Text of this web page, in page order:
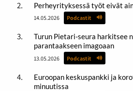
Perheyrityksessä työt eivät
14.05.2026 Podcastit
Turun Pietari-seura harkitsee
parantaakseen imagoaan
13.05.2026 Podcastit
Euroopan keskuspankki ja
minuutissa